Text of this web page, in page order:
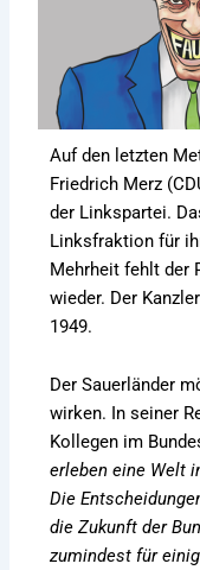
Auf den letzten
Friedrich Merz
der Linkspartei.
Linksfraktion für
Mehrheit fehlt der
wieder. Der
1949.
Der Sauerländer
wirken. In seiner
Kollegen im
erleben eine Welt
Die
die Zukunft der
zumindest für